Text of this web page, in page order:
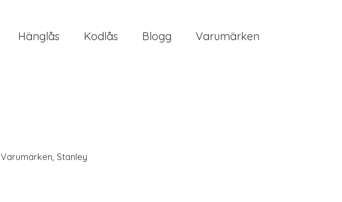
Hänglås Kodlås Blogg Varumärken
Varumärken, Stanley